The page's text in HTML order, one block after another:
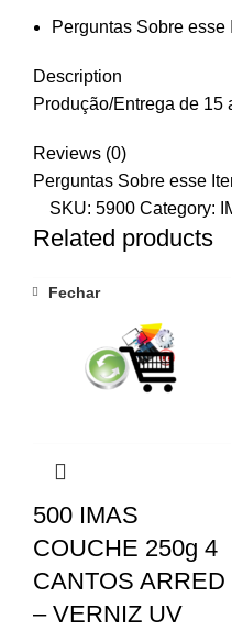
Perguntas Sobre esse
Description
Produção/Entrega de 15
Reviews (0)
Perguntas Sobre esse
SKU: 5900 Category:
Related products
Fechar
500 IMAS
COUCHE 250g 4
CANTOS ARRED
– VERNIZ UV